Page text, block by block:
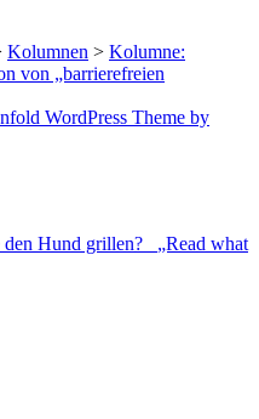
Kolumnen > Kolumne:
von „barrierefreien
WordPress Theme by
den Hund grillen?
„Read what